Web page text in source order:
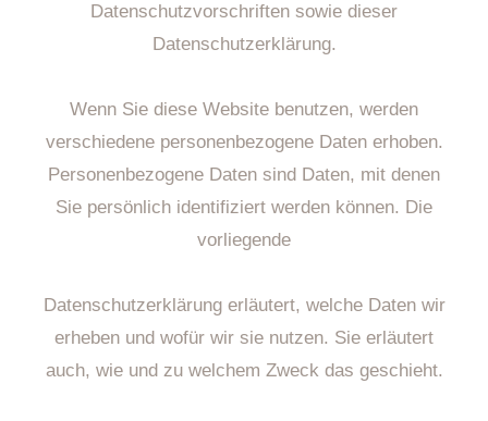
Datenschutzvorschriften sowie dieser
Datenschutzerklärung.
Wenn Sie diese Website benutzen, werden
verschiedene personenbezogene Daten erhoben.
Personenbezogene Daten sind Daten, mit denen
Sie persönlich identifiziert werden können. Die
vorliegende
Datenschutzerklärung erläutert, welche Daten wir
erheben und wofür wir sie nutzen. Sie erläutert
auch, wie und zu welchem Zweck das geschieht.